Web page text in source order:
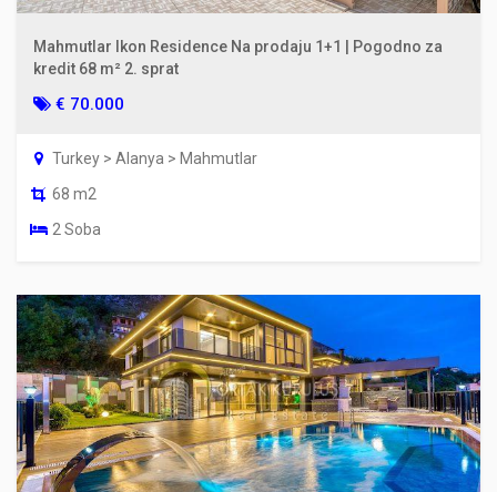
Mahmutlar Ikon Residence Na prodaju 1+1 | Pogodno za
kredit 68 m² 2. sprat
€ 70.000
Turkey > Alanya > Mahmutlar
68 m2
2 Soba